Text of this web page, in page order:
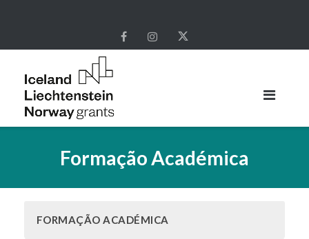
Formação Académica
FORMAÇÃO ACADÉMICA